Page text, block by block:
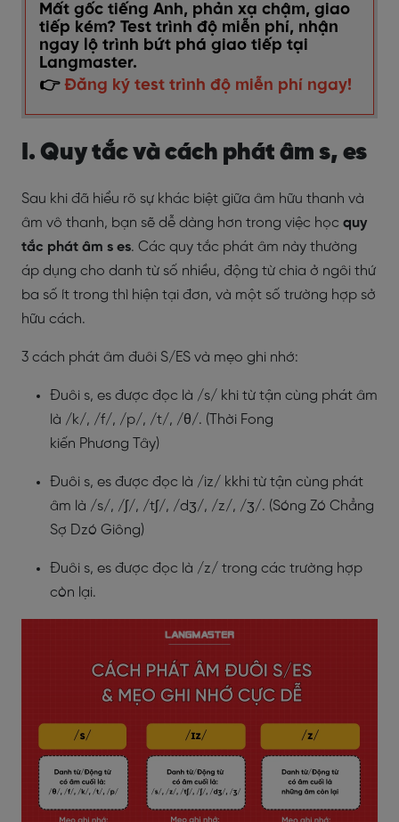
Mất gốc tiếng Anh, phản xạ chậm, giao
tiếp kém? Test trình độ miễn phí, nhận
ngay lộ trình bứt phá giao tiếp tại
Langmaster.
👉 Đăng ký test trình độ miễn phí ngay!
I. Quy tắc và cách phát âm s, es
Sau khi đã hiểu rõ sự khác biệt giữa âm hữu thanh và
âm vô thanh, bạn sẽ dễ dàng hơn trong việc học quy
tắc phát âm s es. Các quy tắc phát âm này thường
áp dụng cho danh từ số nhiều, động từ chia ở ngôi thứ
ba số ít trong thì hiện tại đơn, và một số trường hợp sở
hữu cách.
3 cách phát âm đuôi S/ES và mẹo ghi nhớ:
Đuôi s, es được đọc là /s/ khi từ tận cùng phát âm
là /k/, /f/, /p/, /t/, /θ/. (Thời Fong
kiến Phương Tây)
Đuôi s, es được đọc là /iz/ kkhi từ tận cùng phát
âm là /s/, /ʃ/, /tʃ/, /dʒ/, /z/, /ʒ/. (Sóng Zó Chẳng
Sợ Dzó Giông)
Đuôi s, es được đọc là /z/ trong các trường hợp
còn lại.